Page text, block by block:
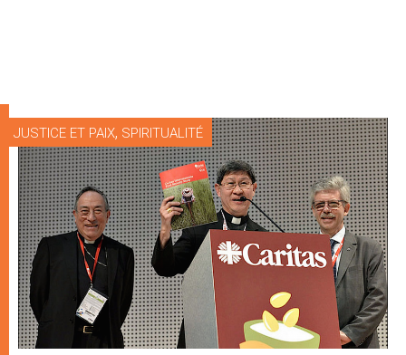
JUSTICE ET PAIX, SPIRITUALITÉ